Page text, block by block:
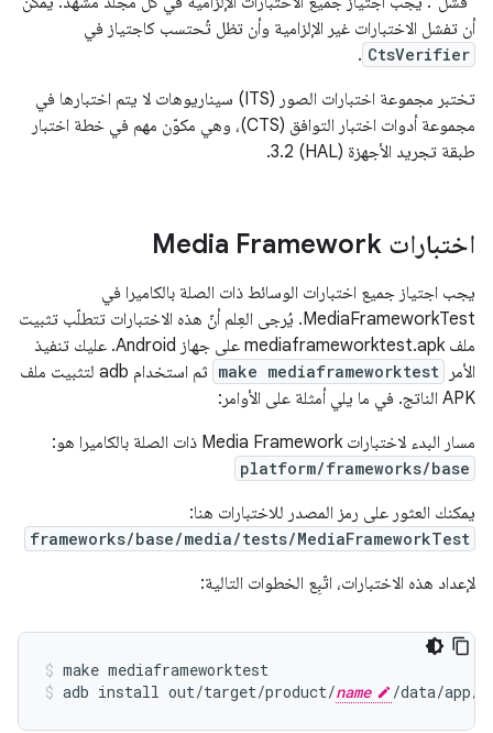
أن تفشل الاختبارات غير الإلزامية وأن تظل تُحتسب كاجتياز في
CtsVerifier
.
تختبر مجموعة اختبارات الصور (ITS) سيناريوهات لا يتم اختبارها في
مجموعة أدوات اختبار التوافق (CTS)، وهي مكوّن مهم في خطة اختبار
طبقة تجريد الأجهزة (HAL) 3.2.
اختبارات Media Framework
يجب اجتياز جميع اختبارات الوسائط ذات الصلة بالكاميرا في
MediaFrameworkTest. يُرجى العِلم أنّ هذه الاختبارات تتطلّب تثبيت
ملف mediaframeworktest.apk على جهاز Android. عليك تنفيذ
الأمر
make mediaframeworktest
ثم استخدام adb لتثبيت ملف
APK الناتج. في ما يلي أمثلة على الأوامر:
مسار البدء لاختبارات Media Framework ذات الصلة بالكاميرا هو:
platform/frameworks/base
يمكنك العثور على رمز المصدر للاختبارات هنا:
frameworks/base/media/tests/MediaFrameworkTest
لإعداد هذه الاختبارات، اتّبِع الخطوات التالية:
make mediaframeworktest
adb install out/target/product/name /data/app/